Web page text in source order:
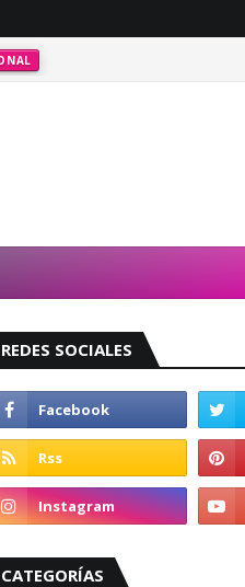
REDES SOCIALES
CATEGORÍAS